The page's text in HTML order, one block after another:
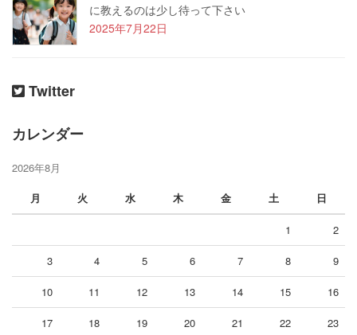
に教えるのは少し待って下さい
2025年7月22日
Twitter
カレンダー
2026年8月
月
火 水 木 金 土 日
1 2
3 4 5 6 7 8 9
10 11 12 13 14 15 16
17 18 19 20 21 22 23